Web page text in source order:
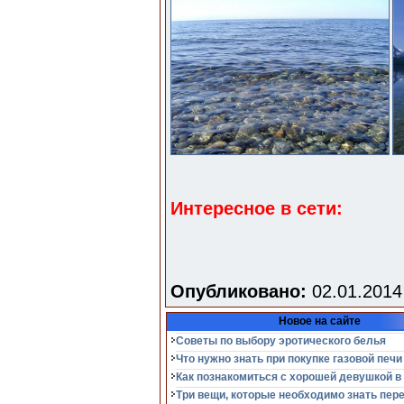
Интересное в сети:
Опубликовано:
Новое на сайте
Советы по выбору эротического белья
Что нужно знать при покупке газовой печи
Как познакомиться с хорошей девушкой в
Три вещи, которые необходимо знать